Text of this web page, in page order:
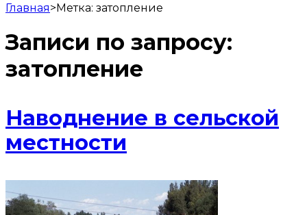
Главная>Метка: затопление
Записи по запросу:
затопление
Наводнение в сельской
местности